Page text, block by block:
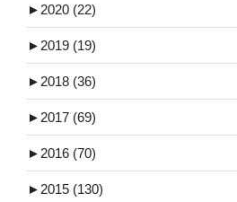
► 2020 (22)
► 2019 (19)
► 2018 (36)
► 2017 (69)
► 2016 (70)
► 2015 (130)